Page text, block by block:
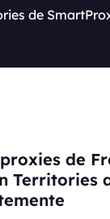
de
de
Territories